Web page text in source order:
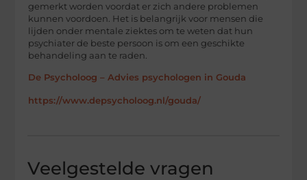
gemerkt worden voordat er zich andere problemen
kunnen voordoen. Het is belangrijk voor mensen die
lijden onder mentale ziektes om te weten dat hun
psychiater de beste persoon is om een geschikte
behandeling aan te raden.
De Psycholoog – Advies psychologen in Gouda
https://www.depsycholoog.nl/gouda/
Veelgestelde vragen